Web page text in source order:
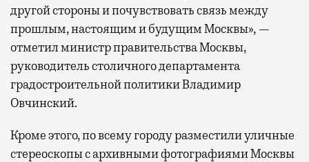
другой стороны и почувствовать связь между
прошлым, настоящим и будущим Москвы», —
отметил министр правительства Москвы,
руководитель столичного департамента
градостроительной политики Владимир
Овчинский.
Кроме этого, по всему городу разместили уличные
стереоскопы с архивными фотографиями Москвы